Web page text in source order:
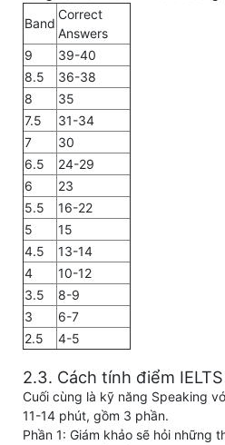
Band
Correct
Answers
9
39-40
8.5
36-38
8
35
7.5
31-34
7
30
6.5
24-29
6
23
5.5
16-22
5
15
4.5
13-14
4
10-12
3.5
8-9
3
6-7
2.5
4-5
2.3. Cách tính điểm
Cuối cùng là kỹ năng Speaking
11-14 phút, gồm 3 phần.
Phần 1: Giám khảo sẽ hỏi những